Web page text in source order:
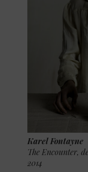
Karel Fontayne
The Encounter,
2014